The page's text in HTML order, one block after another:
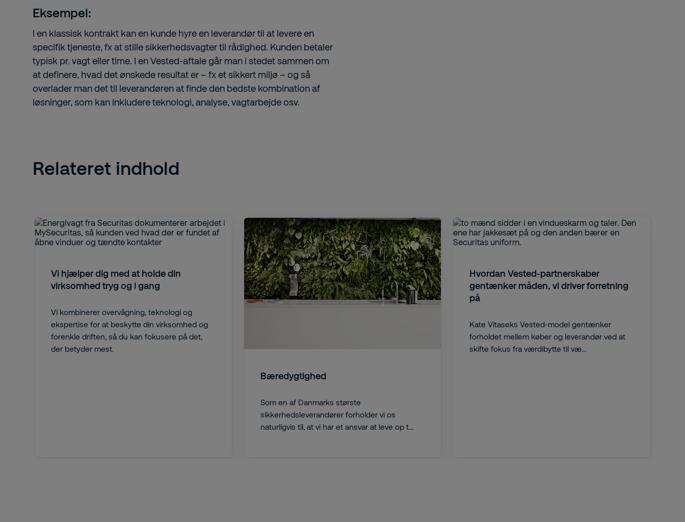
Eksempel:
I en klassisk kontrakt kan en kunde hyre en leverandør til at levere en
specifik tjeneste, fx at stille sikkerhedsvagter til rådighed. Kunden betaler
typisk pr. vagt eller time. I en Vested-aftale går man i stedet sammen om
at definere, hvad det ønskede resultat er – fx et sikkert miljø – og så
overlader man det til leverandøren at finde den bedste kombination af
løsninger, som kan inkludere teknologi, analyse, vagtarbejde osv.
Relateret indhold
Vi hjælper dig med at holde din
virksomhed tryg og i gang
Vi kombinerer overvågning, teknologi og
ekspertise for at beskytte din virksomhed og
forenkle driften, så du kan fokusere på det,
der betyder mest.
Bæredygtighed
Som en af Danmarks største
sikkerhedsleverandører forholder vi os
naturligvis til, at vi har et ansvar at leve op t...
Hvordan Vested-partnerskaber
gentænker måden, vi driver forretning
på
Kate Vitaseks Vested-model gentænker
forholdet mellem køber og leverandør ved at
skifte fokus fra værdibytte til væ...